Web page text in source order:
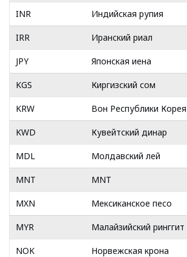
INR Индийская рупия
IRR Иранский риал
JPY Японская иена
KGS Киргизский сом
KRW Вон Республики Корея
KWD Кувейтский динар
MDL Молдавский лей
MNT MNT
MXN Мексиканское песо
MYR Малайзийский ринггит
NOK Норвежская крона